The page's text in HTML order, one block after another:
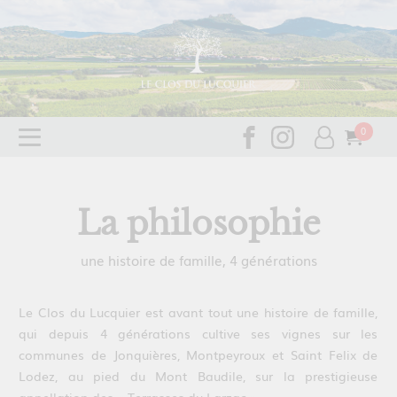
La philosophie
une histoire de famille, 4 générations
Le Clos du Lucquier est avant tout une histoire de famille,
qui depuis 4 générations cultive ses vignes sur les
communes de Jonquières, Montpeyroux et Saint Felix de
Lodez, au pied du Mont Baudile, sur la prestigieuse